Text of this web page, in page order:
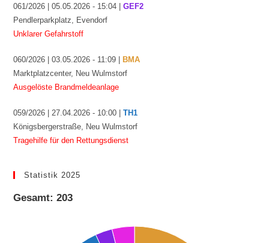
061/2026 | 05.05.2026 - 15:04 |GEF2
Pendlerparkplatz, Evendorf
Unklarer Gefahrstoff
060/2026 | 03.05.2026 - 11:09 |
BMA
Marktplatzcenter, Neu Wulmstorf
Ausgelöste Brandmeldeanlage
059/2026 | 27.04.2026 - 10:00 |TH1
Königsbergerstraße, Neu Wulmstorf
Tragehilfe für den Rettungsdienst
Statistik 2025
Gesamt: 203